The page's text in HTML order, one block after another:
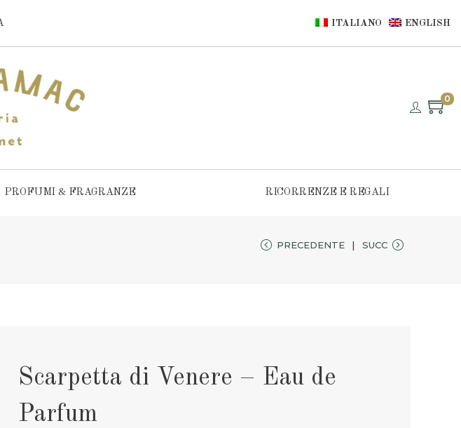
ITALIANO ENGLISH
0
PROFUMI & FRAGRANZE RICORRENZE E REGALI
PRECEDENTE SUCC
Scarpetta di Venere – Eau de
Parfum